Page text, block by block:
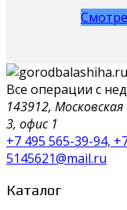
Все операции с
143912,
3, офис 1
+7 495 565-39-94,
5145621@mail.ru
Каталог